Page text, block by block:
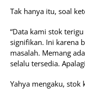
Tak hanya itu, soal
“Data kami stok
signifikan. Ini karena
masalah. Memang
selalu tersedia.
Yahya mengaku, stok